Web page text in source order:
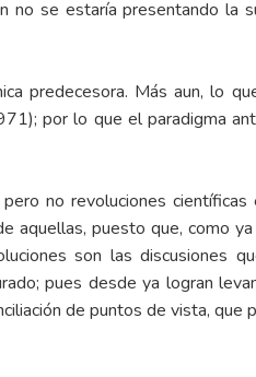
se estaría presentando la
predecesora. Más aun, lo
por lo que el paradigma
no revoluciones
aquellas, puesto que, como
son las discusiones
pues desde ya logran
de puntos de vista, que